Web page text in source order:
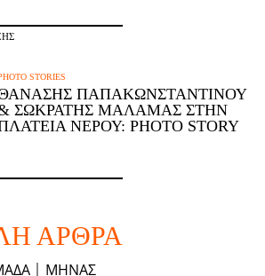
STORIES
ΠΑΠΑΚΩΝΣΤΑΝΤΊΝΟΥ
ΣΩΚΡΆΤΗΣ ΜΆΛΑΜΑΣ ΣΤΗΝ
ΝΕΡΟΎ: PHOTO STORY
ΆΡΘΡΑ
ΜΉΝΑΣ